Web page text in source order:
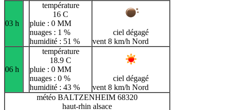
03 h
température
16 C
pluie : 0 MM
nuages : 1 %
humidité : 51 %
ciel dégagé
vent 8 km/h Nord
06 h
température
18.9 C
pluie : 0 MM
nuages : 0 %
humidité : 43 %
ciel dégagé
vent 8 km/h Nord
météo BALTZENHEIM 68320
haut-rhin alsace